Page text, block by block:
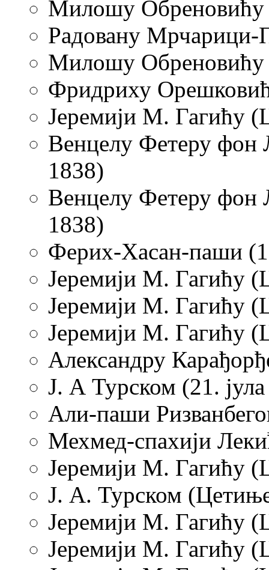
Милошу Обреновићу
Радовану Мрчарици-
Милошу Обреновићу
Фридриху
Јеремији М. Гагићу
Венцелу Фетеру фон
1838)
Венцелу Фетеру фон
1838)
Ферих-Хасан-паши
Јеремији М. Гагићу
Јеремији М. Гагићу
Јеремији М. Гагићу
Александру
Ј. А Турском (21.
Али-паши
Мехмед-спахији
Јеремији М. Гагићу
Ј. А. Турском
Јеремији М. Гагићу
Јеремији М. Гагићу